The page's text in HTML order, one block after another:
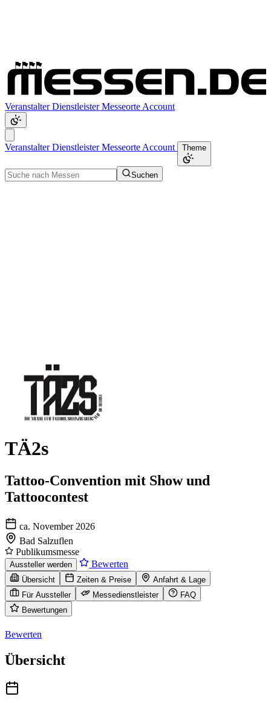
VeranstalterDienstleisterMesseorte Account
VeranstalterDienstleisterMesseorte Account Theme
Suchen
TÄ2s
Tattoo-Convention mit Show und
Tattoocontest
ca. November 2026
Bad Salzuflen
Publikumsmesse
Aussteller werden Bewerten
Übersicht Zeiten & Preise
Anfahrt & Lage
Für Aussteller
Messedienstleister
FAQ
Bewertungen
Bewerten
Übersicht